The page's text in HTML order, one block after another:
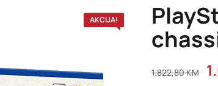
AKCIJA!
1.822,80KM